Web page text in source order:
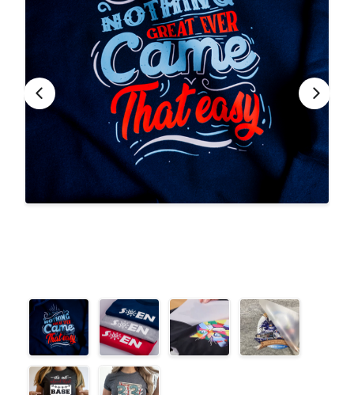
Bebidas
Bolsos, Maletines y Loncheras
Botellas CAMELBAK ®
Ceramica
Comestibles
Cuidado Personal
Eco
Gorras y Bufandas
Herramientas y llaveros
Hieleras
Kit de higiene y protección
CONTACTO
FESTIVIDADES
CARRITO